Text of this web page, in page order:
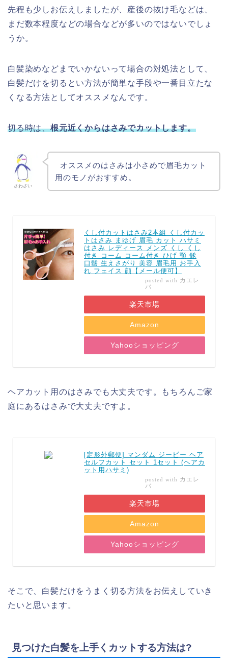
先程も少しお伝えしましたが、産後の抜け毛などは、
まだ数本程度などの場合などが多いのではないでしょ
うか。
白髪染めなどまでいかないって場合の対処法として、
白髪だけを切るとい方法が簡単な手段や一番目立たな
くなる方法としてオススメなんです。
切る時は、根元近くからはさみでカットします。
さわさい
オススメのはさみは小さめで眉毛カット
用のモノがおすすめ。
くし付カットはさみ2本組 くし付カッ
トはさみ まゆげ 眉毛 カット ハサミ
はさみ レディース メンズ くし くし
付き コーム コーム付き ひげ 顎 髭
口鬚 生えさがり 美容 眉毛用 お手入
れ フェイス 顔【メール便可】
posted with カエレ
バ
楽天市場
Amazon
Yahooショッピング
ヘアカット用のはさみでも大丈夫です。もちろんご家
庭にあるはさみで大丈夫ですよ。
[定形外郵便] マンダム ジービー ヘア
セルフカット セット 1セット (ヘアカ
ット用ハサミ)
posted with カエレ
バ
楽天市場
Amazon
Yahooショッピング
そこで、白髪だけをうまく切る方法をお伝えしていき
たいと思います。
見つけた白髪を上手くカットする方法は?